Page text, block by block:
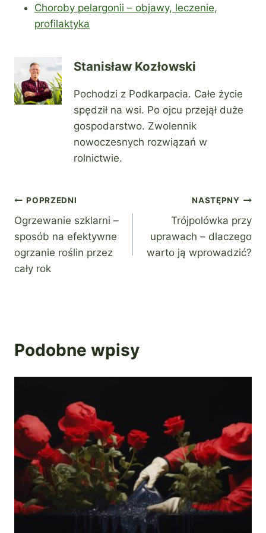
Choroby pelargonii – objawy, leczenie,
profilaktyka
Stanisław Kozłowski
Pochodzi z Podkarpacia. Całe życie
spędził na wsi. Po ojcu przejął duże
gospodarstwo. Zwolennik
nowoczesnych rozwiązań w
rolnictwie.
Nawigacja
wpisu
POPRZEDNI
Ogrzewanie szklarni –
sposób na efektywne
ogrzanie roślin przez
cały rok
NASTĘPNY
Trójpolówka przy
uprawach – dlaczego
warto ją wprowadzić?
Podobne wpisy